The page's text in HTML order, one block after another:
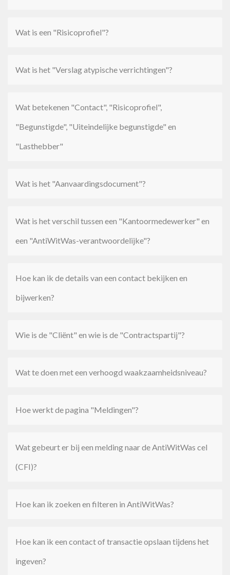
Wat is een "Risicoprofiel"?
Wat is het "Verslag atypische verrichtingen"?
Wat betekenen "Contact", "Risicoprofiel",
"Begunstigde", "Uiteindelijke begunstigde" en
"Lasthebber"
Wat is het "Aanvaardingsdocument"?
Wat is het verschil tussen een "Kantoormedewerker" en
een "AntiWitWas-verantwoordelijke"?
Hoe kan ik de details van een contact bekijken en
bijwerken?
Wie is de "Cliënt" en wie is de "Contractspartij"?
Wat te doen met een verhoogd waakzaamheidsniveau?
Hoe werkt de pagina "Meldingen"?
Wat gebeurt er bij een melding naar de AntiWitWas cel
(CFI)?
Hoe kan ik zoeken en filteren in AntiWitWas?
Hoe kan ik een contact of transactie opslaan tijdens het
ingeven?